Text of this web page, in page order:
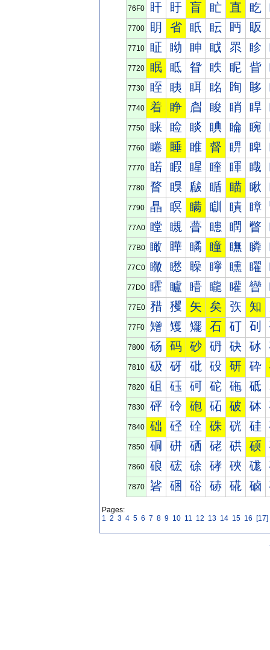
76F0 盰 盱 盲 盳 直 盵
7700 眀 省 眂 眃 眄 眅
7710 眐 眑 眒 眓 眔 眕
7720 眠 眡 眢 眣 眤 眥
7730 眰 眱 眲 眳 眴 眵
7740 着 睁 睂 睃 睄 睅
7750 睐 睑 睒 睓 睔 睕
7760 睠 睡 睢 督 睤 睥
7770 睰 睱 睲 睳 睴 睵
7780 瞀 瞁 瞂 瞃 瞄 瞅
7790 瞐 瞑 瞒 瞓 瞔 瞕
77A0 瞠 瞡 瞢 瞣 瞤 瞥
77B0 瞰 瞱 瞲 瞳 瞴 瞵
77C0 矀 矁 矂 矃 矄 矅
77D0 矐 矑 矒 矓 矔 矕
77E0 矠 矡 矢 矣 矤 知
77F0 矰 矱 矲 石 矴 矵
7800 砀 码 砂 砃 砄 砅
7810 砐 砑 砒 砓 研 砕
7820 砠 砡 砢 砣 砤 砥
7830 砰 砱 砲 砳 破 砵
7840 础 硁 硂 硃 硄 硅
7850 硐 硑 硒 硓 硔 硕
7860 硠 硡 硢 硣 硤 硥
7870 硰 硱 硲 硳 硴 硵
Pages:
1 2 3 4 5 6 7 8 9 10 11 12 13 14 15 16 [17]